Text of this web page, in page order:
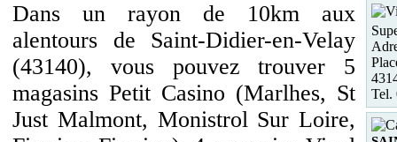
Dans un rayon de 10km aux
alentours de Saint-Didier-en-Velay
(43140), vous pouvez trouver 5
magasins Petit Casino (Marlhes, St
Just Malmont, Monistrol Sur Loire,
Tel.